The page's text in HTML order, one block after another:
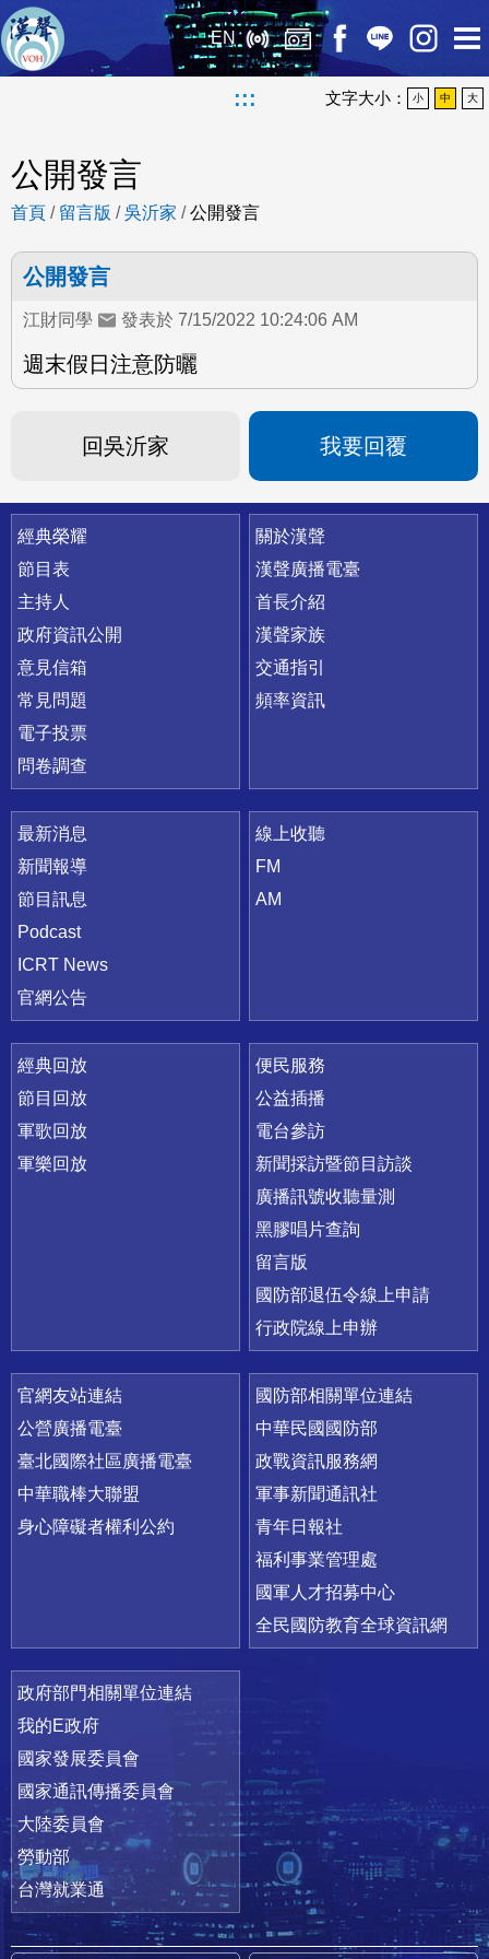
EN
::: 文字大小： 小 中 大
公開發言
首頁 / 留言版 /吳沂家 /公開發言
公開發言
江財同學 發表於 7/15/2022 10:24:06 AM
週末假日注意防曬
回吳沂家 我要回覆
快速連結
經典榮耀
節目表
主持人
政府資訊公開
意見信箱
常見問題
電子投票
問卷調查
關於漢聲
漢聲廣播電臺
首長介紹
漢聲家族
交通指引
頻率資訊
最新消息
新聞報導
節目訊息
Podcast
ICRT News
官網公告
線上收聽
FM
AM
經典回放
節目回放
軍歌回放
軍樂回放
便民服務
公益插播
電台參訪
新聞採訪暨節目訪談
廣播訊號收聽量測
黑膠唱片查詢
留言版
國防部退伍令線上申請
行政院線上申辦
官網友站連結
公營廣播電臺
臺北國際社區廣播電臺
中華職棒大聯盟
身心障礙者權利公約
國防部相關單位連結
中華民國國防部
政戰資訊服務網
軍事新聞通訊社
青年日報社
福利事業管理處
國軍人才招募中心
全民國防教育全球資訊網
政府部門相關單位連結
我的E政府
國家發展委員會
國家通訊傳播委員會
大陸委員會
勞動部
台灣就業通